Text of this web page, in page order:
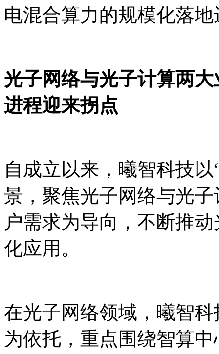
电混合算力的规模化落地
光子网络与光子计算两
进程迎来拐点
自成立以来，曦智科技
景，聚焦光子网络与光
户需求为导向，不断推
化应用。
在光子网络领域，曦智
为依托，重点围绕智算